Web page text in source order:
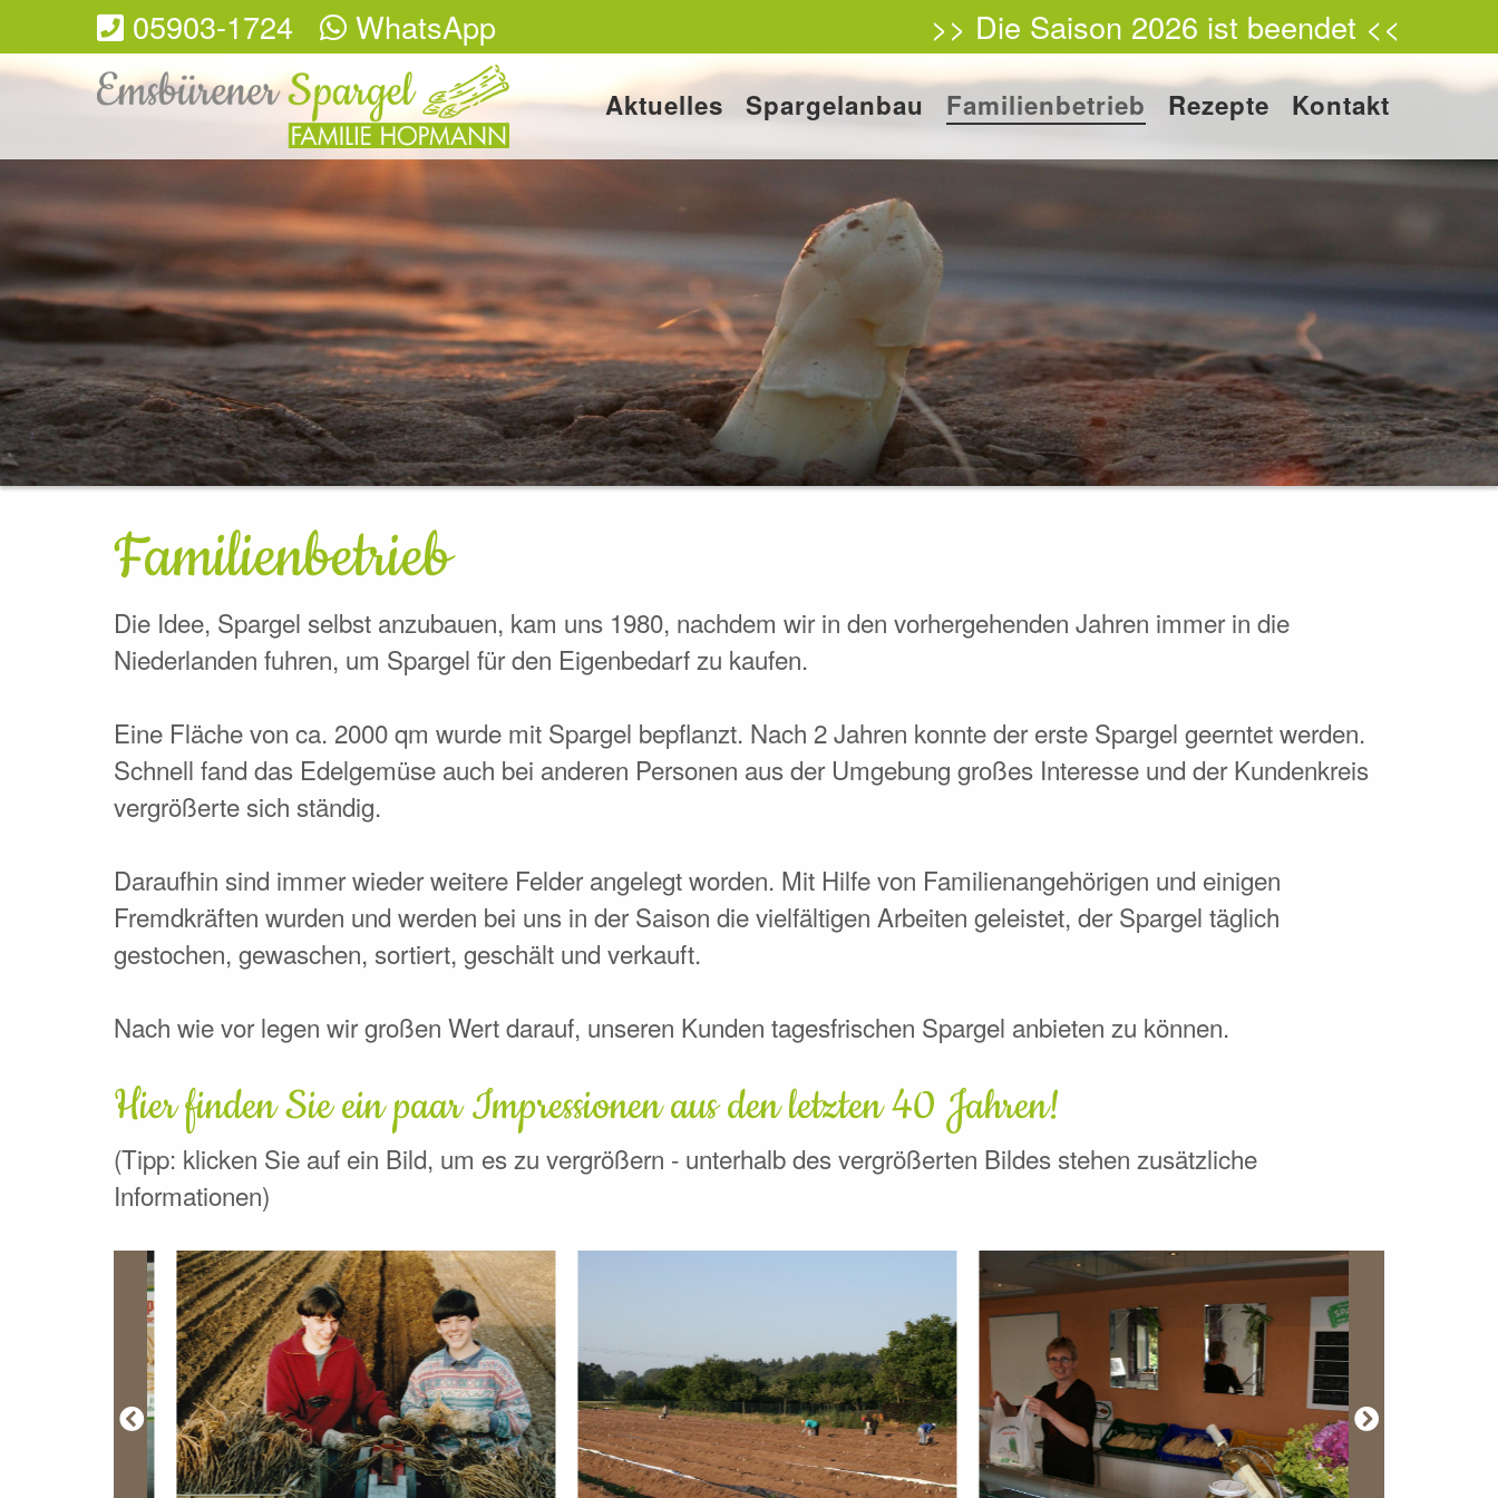
05903-1724 WhatsApp >> Die Saison 2026 ist beendet <<
Aktuelles Spargelanbau Familienbetrieb Rezepte Kontakt
Familienbetrieb
Die Idee, Spargel selbst anzubauen, kam uns 1980, nachdem wir in den vorhergehenden Jahren immer in die
Niederlanden fuhren, um Spargel für den Eigenbedarf zu kaufen.
Eine Fläche von ca. 2000 qm wurde mit Spargel bepflanzt. Nach 2 Jahren konnte der erste Spargel geerntet werden.
Schnell fand das Edelgemüse auch bei anderen Personen aus der Umgebung großes Interesse und der Kundenkreis
vergrößerte sich ständig.
Daraufhin sind immer wieder weitere Felder angelegt worden. Mit Hilfe von Familienangehörigen und einigen
Fremdkräften wurden und werden bei uns in der Saison die vielfältigen Arbeiten geleistet, der Spargel täglich
gestochen, gewaschen, sortiert, geschält und verkauft.
Nach wie vor legen wir großen Wert darauf, unseren Kunden tagesfrischen Spargel anbieten zu können.
Hier finden Sie ein paar Impressionen aus den letzten 40 Jahren!
(Tipp: klicken Sie auf ein Bild, um es zu vergrößern - unterhalb des vergrößerten Bildes stehen zusätzliche
Informationen)